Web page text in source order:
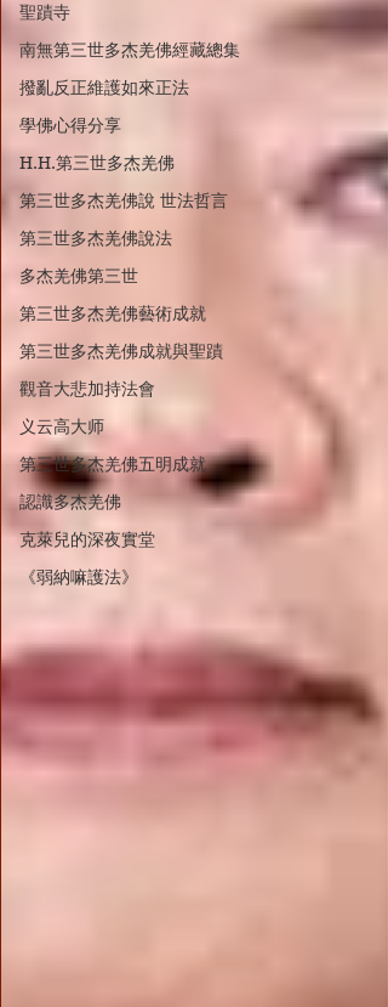
聖蹟寺
南無第三世多杰羌佛經藏總集
撥亂反正維護如來正法
學佛心得分享
H.H.第三世多杰羌佛
第三世多杰羌佛說 世法哲言
第三世多杰羌佛說法
多杰羌佛第三世
第三世多杰羌佛藝術成就
第三世多杰羌佛成就與聖蹟
觀音大悲加持法會
义云高大师
第三世多杰羌佛五明成就
認識多杰羌佛
克萊兒的深夜實堂
《弱納嘛護法》